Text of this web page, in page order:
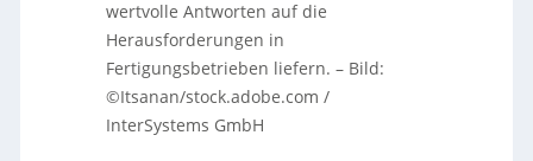
wertvolle Antworten auf die
Herausforderungen in
Fertigungsbetrieben liefern. – Bild:
©Itsanan/stock.adobe.com /
InterSystems GmbH